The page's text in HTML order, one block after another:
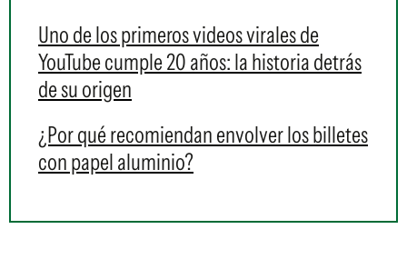
Uno de los primeros videos virales de
YouTube cumple 20 años: la historia detrás
de su origen
¿Por qué recomiendan envolver los billetes
con papel aluminio?